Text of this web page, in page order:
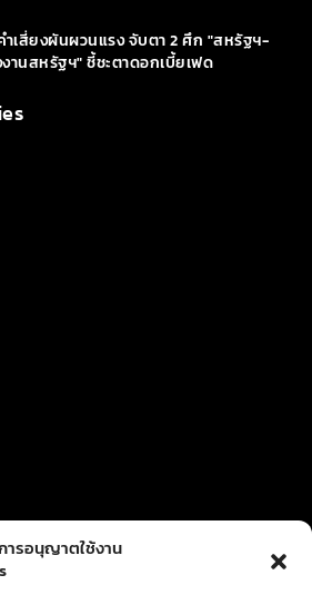
ารอนุญาตใช้งาน
ำเสี่ยงผันผวนแรง จับตา 2 ศึก "สหรัฐฯ-
านสหรัฐฯ" ชี้ชะตาดอกเบี้ยเฟด